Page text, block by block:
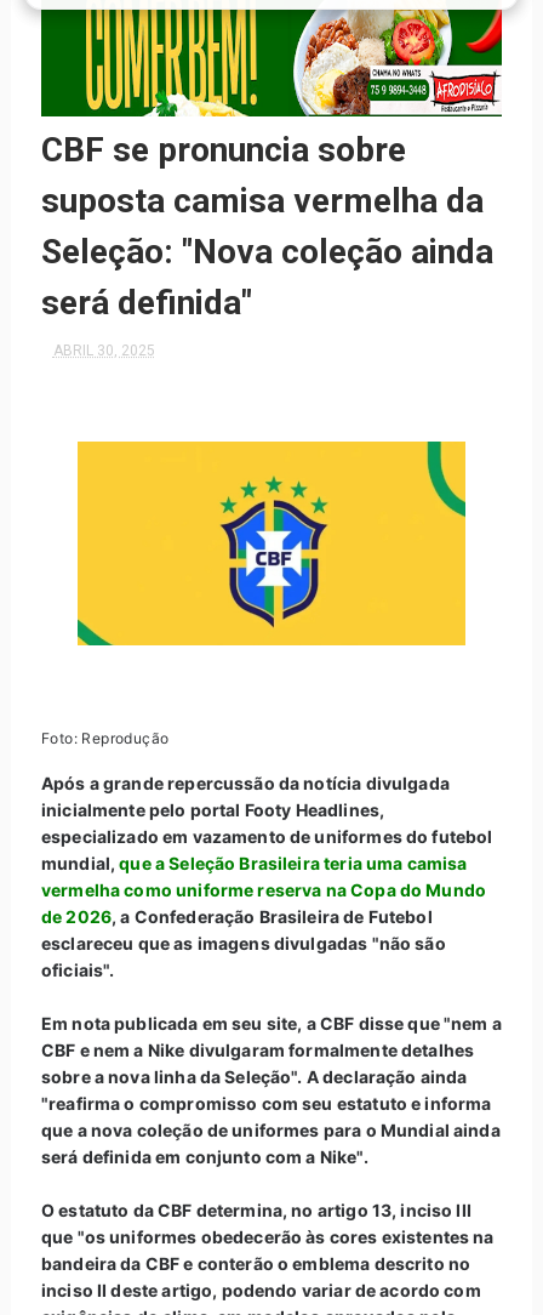
CBF se pronuncia sobre
suposta camisa vermelha da
Seleção: "Nova coleção ainda
será definida"
ABRIL 30, 2025
Foto: Reprodução
Após a grande repercussão da notícia divulgada
inicialmente pelo portal Footy Headlines,
especializado em vazamento de uniformes do futebol
mundial,que a Seleção Brasileira teria uma camisa
vermelha como uniforme reserva na Copa do Mundo
de 2026, a Confederação Brasileira de Futebol
esclareceu que as imagens divulgadas "não são
oficiais".
Em nota publicada em seu site, a CBF disse que "nem a
CBF e nem a Nike divulgaram formalmente detalhes
sobre a nova linha da Seleção". A declaração ainda
"reafirma o compromisso com seu estatuto e informa
que a nova coleção de uniformes para o Mundial ainda
será definida em conjunto com a Nike".
O estatuto da CBF determina, no artigo 13, inciso III
que "os uniformes obedecerão às cores existentes na
bandeira da CBF e conterão o emblema descrito no
inciso II deste artigo, podendo variar de acordo com